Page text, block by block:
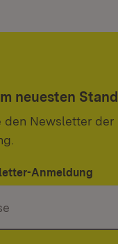
neuesten Stand
den Newsletter der
Anmeldung